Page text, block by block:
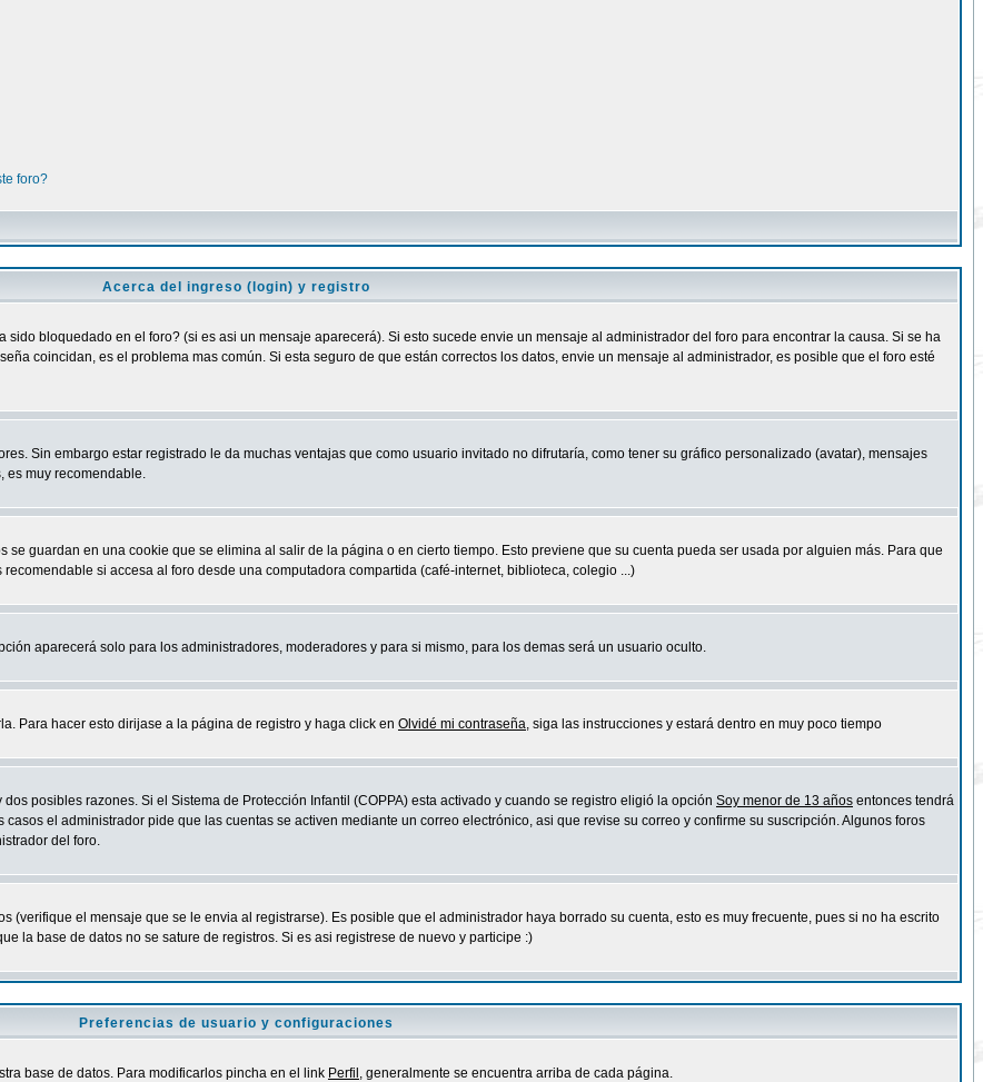
foro?
Acerca del ingreso (login) y registro
bloquedado en el foro? (si es asi un mensaje aparecerá). Si esto sucede envie un mensaje al administrador del foro para encontrar la causa. Si se ha
coincidan, es el problema mas común. Si esta seguro de que están correctos los datos, envie un mensaje al administrador, es posible que el foro esté
Sin embargo estar registrado le da muchas ventajas que como usuario invitado no difrutaría, como tener su gráfico personalizado (avatar), mensajes
es muy recomendable.
se guardan en una cookie que se elimina al salir de la página o en cierto tiempo. Esto previene que su cuenta pueda ser usada por alguien más. Para que
si accesa al foro desde una computadora compartida (café-internet, biblioteca, colegio ...)
aparecerá solo para los administradores, moderadores y para si mismo, para los demas será un usuario oculto.
Para hacer esto dirijase a la página de registro y haga click en Olvidé mi contraseña, siga las instrucciones y estará dentro en muy poco tiempo
posibles razones. Si el Sistema de Protección Infantil (COPPA) esta activado y cuando se registro eligió la opción Soy menor de 13 años entonces tendrá
el administrador pide que las cuentas se activen mediante un correo electrónico, asi que revise su correo y confirme su suscripción. Algunos foros
del foro.
(verifique el mensaje que se le envia al registrarse). Es posible que el administrador haya borrado su cuenta, esto es muy frecuente, pues si no ha escrito
la base de datos no se sature de registros. Si es asi registrese de nuevo y participe :)
Preferencias de usuario y configuraciones
base de datos. Para modificarlos pincha en el link Perfil , generalmente se encuentra arriba de cada página.